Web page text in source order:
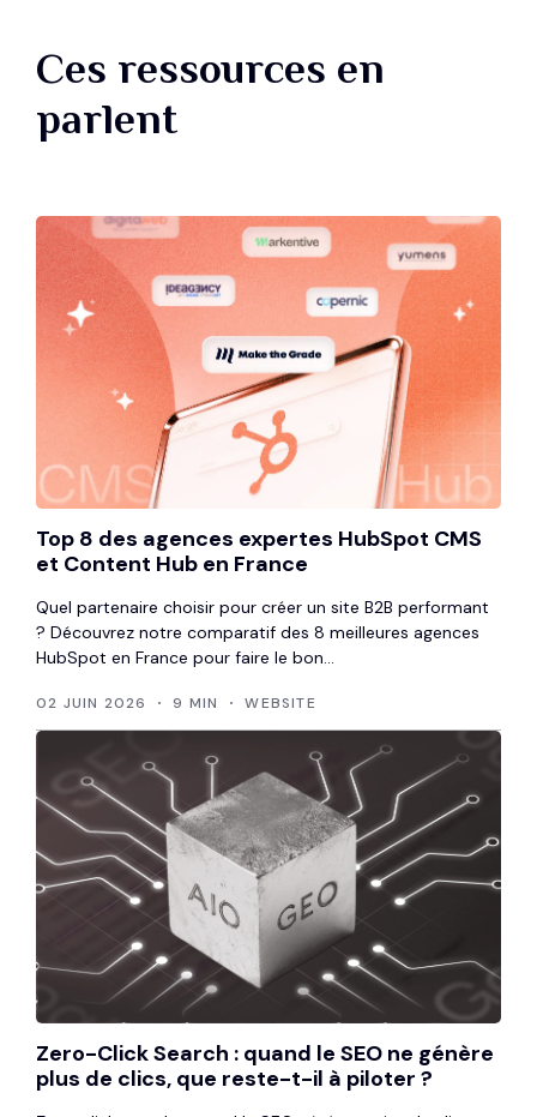
Ces ressources en
parlent
Top 8 des agences expertes HubSpot CMS
et Content Hub en France
Quel partenaire choisir pour créer un site B2B performant
? Découvrez notre comparatif des 8 meilleures agences
HubSpot en France pour faire le bon...
02 JUIN 2026 9 MIN WEBSITE
Zero-Click Search : quand le SEO ne génère
plus de clics, que reste-t-il à piloter ?